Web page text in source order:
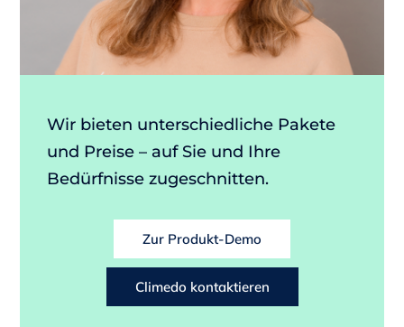
Wir bieten unterschiedliche Pakete
und Preise – auf Sie und Ihre
Bedürfnisse zugeschnitten.
Zur Produkt-Demo
Climedo kontaktieren